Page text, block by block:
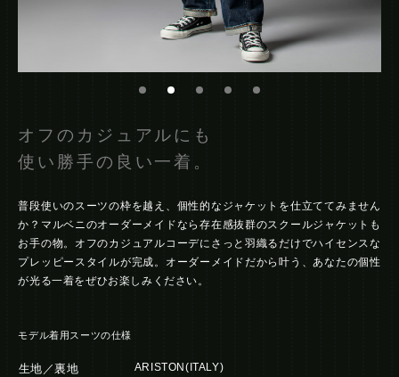
オフのカジュアルにも
使い勝手の良い一着。
普段使いのスーツの枠を越え、個性的なジャケットを仕立ててみません
か？マルベニのオーダーメイドなら存在感抜群のスクールジャケットも
お手の物。オフのカジュアルコーデにさっと羽織るだけでハイセンスな
プレッピースタイルが完成。オーダーメイドだから叶う、あなたの個性
が光る一着をぜひお楽しみください。
モデル着用スーツの仕様
生地／裏地
ARISTON(ITALY)